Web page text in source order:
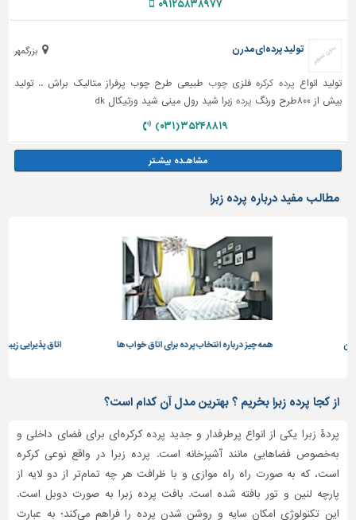
۰۹۱۲۵۸۳۸۹۷۷
بزرگمهر تولید پرده‌ای مدرن
تولید انواع پرده کرکرهفلزیچوب طبیعی طرح چوب پرفراز متالیک براش .. تولید
بیش از ۸۰۰طرح ورنگ
پرده زبرا شید رول مینی شید ورتیکال dk
۳۵۲۴۸۸۱۹ (۰۳۱)
مطالب مفید درباره پرده زبرا
پرده برای اتاق خواب ها اتاق پذیرایی زیبا و جذاب با استفاده از پرده کرکره های مختلف
از کجا پرده زبرا بخریم ؟ بهترین مدل آن کدام است؟
پردۀ زبرا یکی از انواع پرطرفدار و جدید پرده کرکره‌ای برای فضای داخلی و
به‌خصوص فضاهایی مانند آشپزخانه است. پرده زبرا در واقع نوعی کرکره
است، که به صورت راه راه موازی و با ظرافت هر چه تمام‌تر از دو لایه از
پارچه لنین و تور بافته شده است. بافت پرده زبرا به صورت دوبل است.
این تکنولوژی امکان سایه و روشن شدن پرده را فراهم می‌کند؛ به عبارت